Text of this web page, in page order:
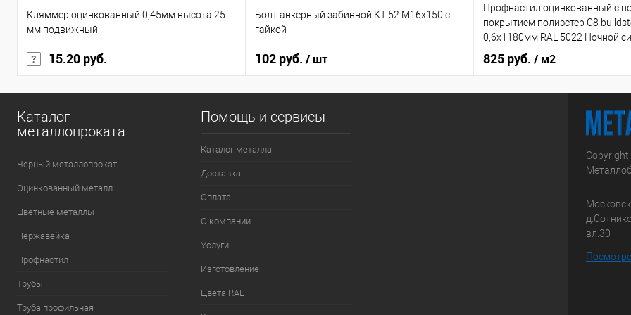
Кляммер оцинкованный 0,45мм высота 25
мм подвижный
15.20 руб.
Болт анкерный забивной KT 52 М16х150 с
гайкой
102 руб. / шт
Профнастил оцинкованный с
покрытием полиэстер С8
0,6х1180мм RAL 5022 Ночной
825 руб. / м2
Каталог
металлопроката
Черный металлопрокат
Оцинкованный металл
Цветные металлы
Нержавейка
Профнастил
Трубы
Труба профильная
Помощь и сервисы
Каталог металла
Доставка
Оплата
О компании
Услуги
Изготовление
Цвета RAL
вл.30